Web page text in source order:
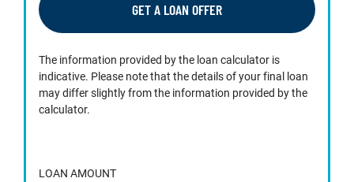
GET A LOAN OFFER
The information provided by the loan calculator is
indicative. Please note that the details of your final loan
may differ slightly from the information provided by the
calculator.
LOAN AMOUNT